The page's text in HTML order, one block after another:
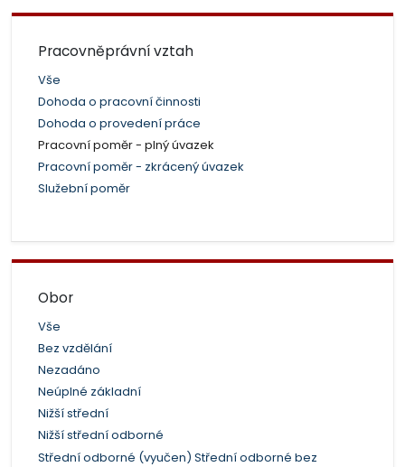
Pracovněprávní vztah
Vše
Dohoda o pracovní činnosti
Dohoda o provedení práce
Pracovní poměr - plný úvazek
Pracovní poměr - zkrácený úvazek
Služební poměr
Obor
Vše
Bez vzdělání
Nezadáno
Neúplné základní
Nižší střední
Nižší střední odborné
Střední odborné (vyučen) Střední odborné bez